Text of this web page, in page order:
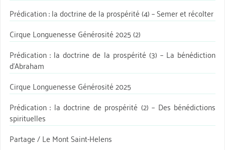
Prédication : la doctrine de la prospérité (4) – Semer et récolter
Cirque Longuenesse Générosité 2025 (2)
Prédication : la doctrine de la prospérité (3) – La bénédiction
d’Abraham
Cirque Longuenesse Générosité 2025
Prédication : la doctrine de prospérité (2) – Des bénédictions
spirituelles
Partage / Le Mont Saint-Helens